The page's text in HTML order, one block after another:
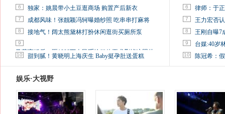
6 独家：姚晨带小土豆逛商场 购置产后新衣
7 成都风味！张靓颖冯轲曝婚纱照 吃串串打麻将
8 接地气！阔太熊黛林打扮休闲逛街买厕所泵
9
马蓉离婚后，砸1000万人民币给媒体要求删掉这照片
10 甜到腻！黄晓明上海庆生 Baby挺孕肚送蛋糕
6 律师：于
7 王力宏否
8 王刚自曝7
9 台媒:40岁
10 陈冠希：
娱乐·大视野